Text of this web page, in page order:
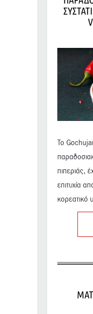
Το
πιπεριάς,
επιτυχία
κορεατικό